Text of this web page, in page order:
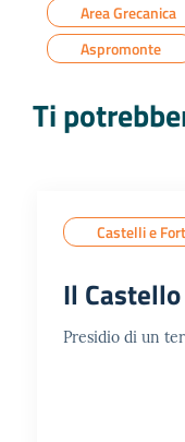
Area Grecanica
Aspromonte
Ti
Castelli e
Il
Presidio di un